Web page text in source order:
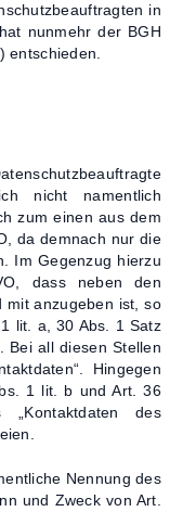
in
nunmehr der BGH
entschieden.
nicht namentlich
zum einen aus dem
da demnach nur die
Im Gegenzug hierzu
dass neben den
mit anzugeben ist, so
lit. a, 30 Abs. 1 Satz
Bei all diesen Stellen
Hingegen
1 lit. b und Art. 36
des
Nennung des
und Zweck von Art.